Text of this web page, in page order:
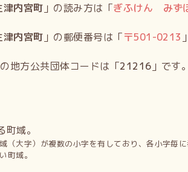
内宮町 」の読み方は「ぎふけん みず
内宮町 」の郵便番号は「〒501-0213
の地方公共団体コードは「21216 」です。
域。
（大字）が複数の小字を有しており、各小字毎
町域。